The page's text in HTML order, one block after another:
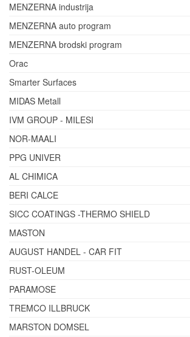
MENZERNA industrija
MENZERNA auto program
MENZERNA brodski program
Orac
Smarter Surfaces
MIDAS Metall
IVM GROUP - MILESI
NOR-MAALI
PPG UNIVER
AL CHIMICA
BERI CALCE
SICC COATINGS -THERMO SHIELD
MASTON
AUGUST HANDEL - CAR FIT
RUST-OLEUM
PARAMOSE
TREMCO ILLBRUCK
MARSTON DOMSEL